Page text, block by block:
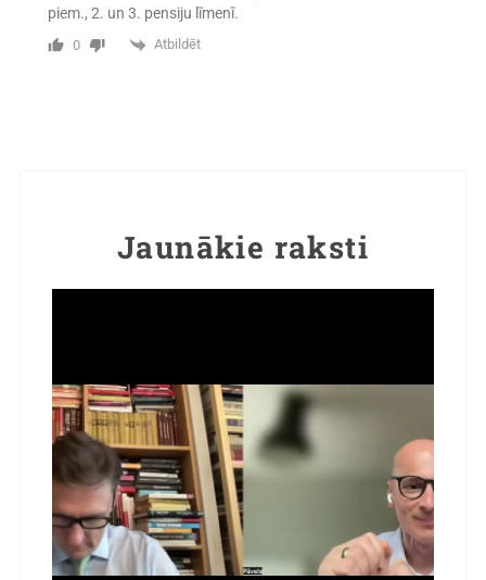
piem., 2. un 3. pensiju līmenī.
0 Atbildēt
Jaunākie raksti